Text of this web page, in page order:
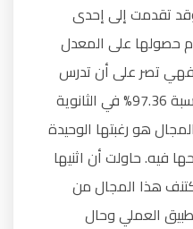
تقدمت إلى إحدى
حصولها على المعدل
تصر على أن تدرس
الطب خاصة أنها حصلت على نسبة 97.36% في الثانوية
هو رغبتها الوحيدة
فيه. حاولت أن اثنيها
هذا المجال من
العملي وحال